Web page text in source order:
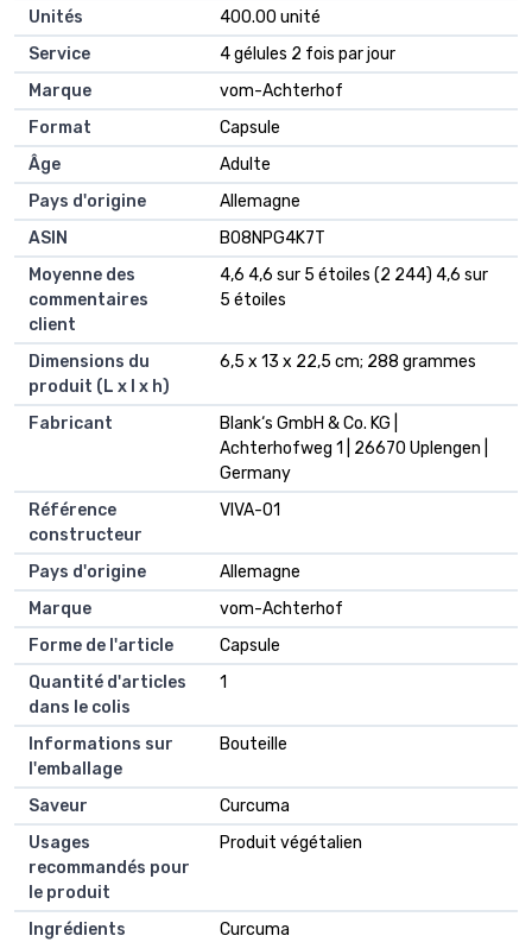
Unités
‎400.00 unité
Service
‎4 gélules 2 fois par jour
Marque
‎vom-Achterhof
Format
‎Capsule
Âge
‎Adulte
Pays d'origine
‎Allemagne
ASIN
B08NPG4K7T
Moyenne des
commentaires
client
4,6 4,6 sur 5 étoiles (2 244) 4,6 sur
5 étoiles
Dimensions du
produit (L x l x h)
6,5 x 13 x 22,5 cm; 288 grammes
Fabricant
Blank‘s GmbH & Co. KG |
Achterhofweg 1 | 26670 Uplengen |
Germany
Référence
constructeur
VIVA-01
Pays d'origine
Allemagne
Marque
vom-Achterhof
Forme de l'article
Capsule
Quantité d'articles
dans le colis
1
Informations sur
l'emballage
Bouteille
Saveur
Curcuma
Usages
recommandés pour
le produit
Produit végétalien
Ingrédients
Curcuma